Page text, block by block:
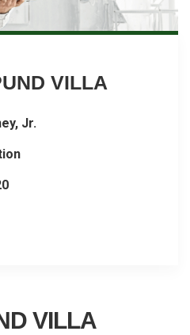
VILLA
Jr.
VILLA